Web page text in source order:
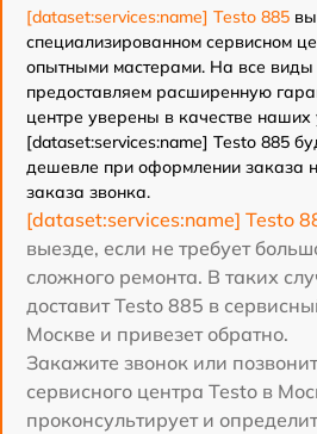
[dataset:services:name] Testo 885
специализированном сервисном
опытными мастерами. На все виды
предоставляем расширенную
центре уверены в качестве наших
[dataset:services:name] Testo 885
дешевле при оформлении заказа
заказа звонка.
[dataset:services:name] Testo
выезде, если не требует
сложного ремонта. В таких
доставит Testo 885 в
Москве и привезет обратно.
Закажите звонок или
сервисного центра Testo в
проконсультирует и